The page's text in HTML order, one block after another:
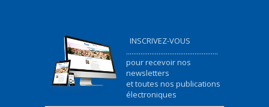
INSCRIVEZ-VOUS
...................................................
pour recevoir nos
newsletters
et toutes nos publications
électroniques